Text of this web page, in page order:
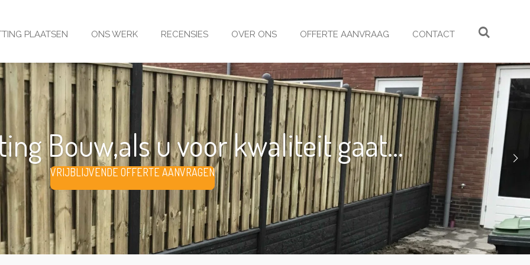
PLAATSEN ONS WERK RECENSIES OVER ONS OFFERTE AANVRAAG CONTACT
Bouw,als u voor kwaliteit gaat...
VRIJBLIJVENDE OFFERTE AANVRAGEN